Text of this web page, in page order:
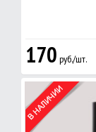
170 руб./шт.